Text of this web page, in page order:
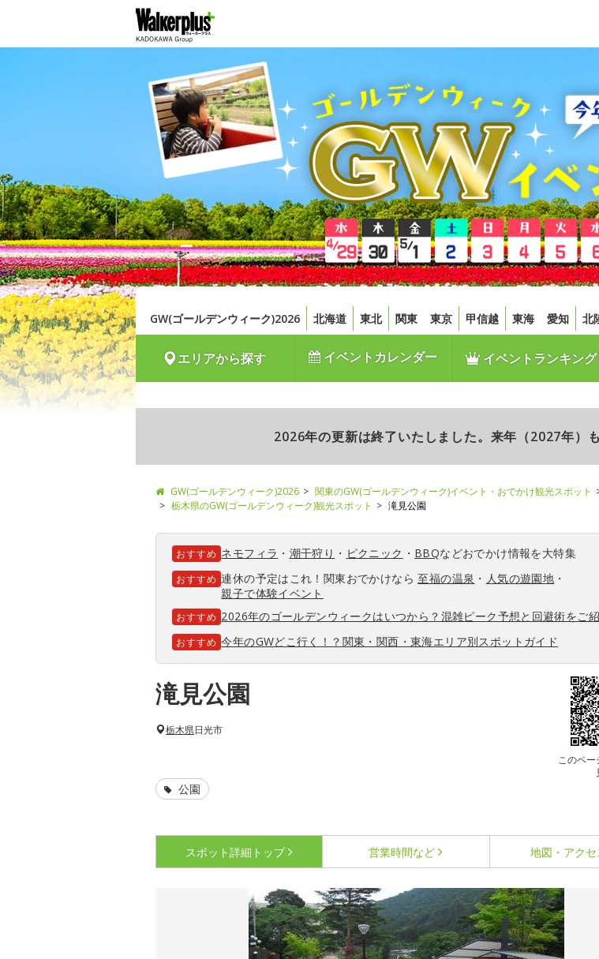
GW(ゴールデンウィーク)2026 北海道 東北 関東 東京 甲信越 東海 愛知 北
エリアから探す イベントカレンダー イベントランキング
2026年の更新は終了いたしました。来年（2027年）
GW(ゴールデンウィーク)2026 関東のGW(ゴールデンウィーク)イベント・おでかけ観光スポット
栃木県のGW(ゴールデンウィーク)観光スポット
滝見公園
おすすめ ネモフィラ ・ 潮干狩り ・ ピクニック ・ BBQなどおでかけ情報を大特集
おすすめ 連休の予定はこれ！関東おでかけなら至福の温泉 ・ 人気の遊園地 ・
親子で体験イベント
おすすめ 2026年のゴールデンウィークはいつから？混雑ピーク予想と回避術をご
おすすめ 今年のGWどこ行く！？関東・関西・東海エリア別スポットガイド
滝見公園
このペ
栃木県日光市
公園
スポット詳細 トップ 営業時間など 地図・アクセ